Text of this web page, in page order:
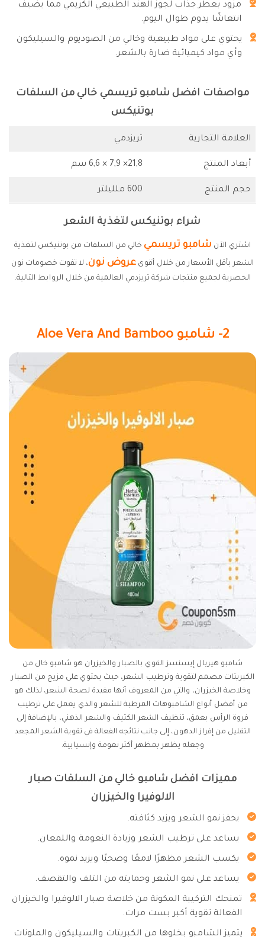
مزود بعطر جذاب لجوز الهند الطبيعي الكريمي مما يضيف
انتعاشًا يدوم طوال اليوم.
يحتوي على مواد طبيعية وخالي من الصوديوم والسيليكون
وأي مواد كيميائية ضارة بالشعر.
مواصفات افضل شامبو تريسمي خالي من السلفات
بوتنيكس
العلامة التجارية تريزدمي
أبعاد المنتج 21,8× 7,9 × 6,6 سم
حجم المنتج 600 ملليلتر
شراء بوتنيكس لتغذية الشعر
اشتري الآن شامبو تريسمي خالي من السلفات من بوتنيكس لتغذية
الشعر بأقل الأسعار من خلال أقوى عروض نون، لا تفوت خصومات نون
الحصرية لجميع منتجات شركة تريزدمي العالمية من خلال الروابط التالية.
2- شامبو Aloe Vera And Bamboo
شامبو هيربال إيسنسز القوي بالصبار والخيزران هو شامبو خال من
الكبريتات مصمم لتقوية وترطيب الشعر، حيث يحتوي على مزيج من الصبار
وخلاصة الخيزران، والتي من المعروف أنها مفيدة لصحة الشعر، لذلك هو
من أفضل أنواع الشامبوهات المرطبة للشعر والذي يعمل على ترطيب
فروة الرأس بعمق، تنظيف الشعر الكثيف والشعر الذهني، بالإضافة إلى
التقليل من إفراز الدهون، إلى جانب نتائجه الفعالة في تقوية الشعر المجعد
وجعله يظهر بمظهر أكثر نعومة وإنسيابية.
مميزات افضل شامبو خالي من السلفات صبار
الالوفيرا والخيزران
يحفز نمو الشعر ويزيد كثافته.
يساعد على ترطيب الشعر وزيادة النعومة واللمعان.
يكسب الشعر مظهرًا لامعًا وصحيًا ويزيد نموه.
يساعد على نمو الشعر وحمايته من التلف والتقصف.
تمنحك التركيبة المكونة من خلاصة صبار الالوفيرا والخيزران
الفعالة تقوية أكبر بست مرات.
يتميز الشامبو بخلوها من الكبريتات والسيليكون والملونات